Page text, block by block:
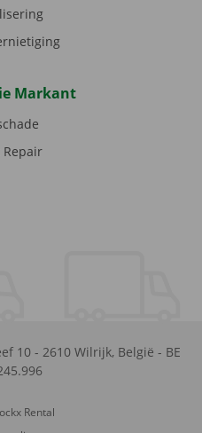
Markant
Repair
10 - 2610 Wilrijk, België - BE
Rental